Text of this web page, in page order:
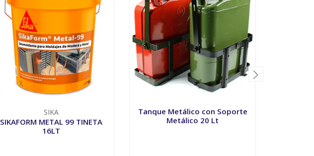
SIKA
SIKAFORM METAL 99 TINETA
16LT
Tanque Metálico con Soporte
Metálico 20 Lt